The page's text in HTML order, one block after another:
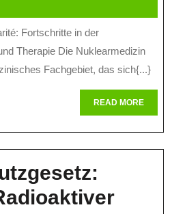
In
Therapie Die Nuklearmedizin
Fachgebiet, das sich{...}
READ MOREREAD
MORE